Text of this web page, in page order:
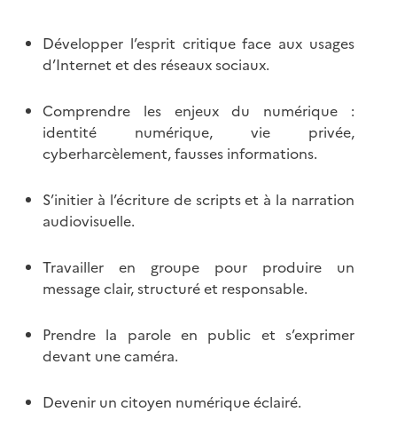
Développer l’esprit critique face aux usages
d’Internet et des réseaux sociaux.
Comprendre les enjeux du numérique :
identité numérique, vie privée,
cyberharcèlement, fausses informations.
S’initier à l’écriture de scripts et à la narration
audiovisuelle.
Travailler en groupe pour produire un
message clair, structuré et responsable.
Prendre la parole en public et s’exprimer
devant une caméra.
Devenir un citoyen numérique éclairé.